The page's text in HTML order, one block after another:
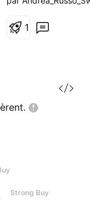
le taux de change
de 1.96936,
1
Strong Buy